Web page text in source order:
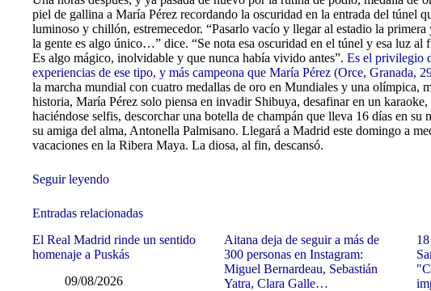
piel de gallina a María Pérez recordando la oscuridad en la entrada del túnel
luminoso y chillón, estremecedor. “Pasarlo vacío y llegar al estadio la primera
la gente es algo único…” dice. “Se nota esa oscuridad en el túnel y esa luz al
Es algo mágico, inolvidable y que nunca había vivido antes”. Es el privilegio
experiencias de ese tipo, y más campeona que María Pérez (Orce, Granada,
la marcha mundial con cuatro medallas de oro en Mundiales y una olímpica,
historia, María Pérez solo piensa en invadir Shibuya, desafinar en un
haciéndose selfis, descorchar una botella de champán que lleva 16 días en su
su amiga del alma, Antonella Palmisano. Llegará a Madrid este domingo a
vacaciones en la Ribera Maya. La diosa, al fin, descansó.
Seguir leyendo
Entradas relacionadas
El Real Madrid rinde un sentido
homenaje a Puskás
09/08/2026
Aitana deja de seguir a más de
300 personas en Instagram:
Miguel Bernardeau, Sebastián
Yatra, Clara Galle…